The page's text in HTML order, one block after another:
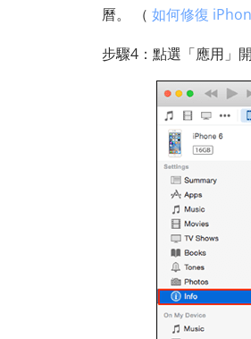
曆。 （ 如何修復
步驟4：點選「應用」